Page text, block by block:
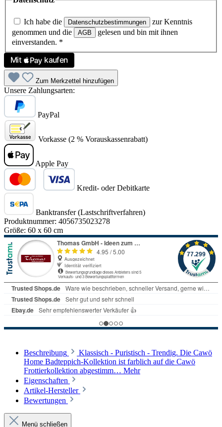
Ich habe die Datenschutzbestimmungen
zur Kenntnis
genommen und die
AGB
gelesen und bin mit ihnen
einverstanden. *
Zum Merkzettel hinzufügen
Unsere Zahlungsarten:
PayPal
Vorkasse (2 % Vorauskassenrabatt)
Apple Pay
Kredit- oder Debitkarte
Banktransfer (Lastschriftverfahren)
Produktnummer: 4056735023278
Größe: 60 x 60 cm
Beschreibung
Klassisch - Puristisch - Trendig. Die Cawö
Home Badteppich-Kollektion ist farblich auf die Cawö
Frottierkollektion abgestimm… Mehr
Eigenschaften
Artikel-Hersteller
Bewertungen
Menü schließen